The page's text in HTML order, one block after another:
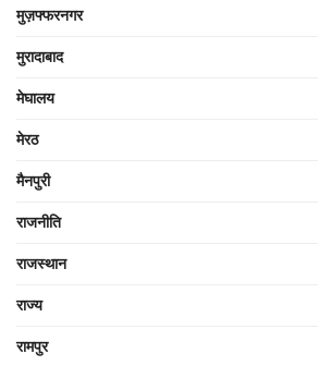
मुज़फ्फरनगर
मुरादाबाद
मेघालय
मेरठ
मैनपुरी
राजनीति
राजस्थान
राज्य
रामपुर